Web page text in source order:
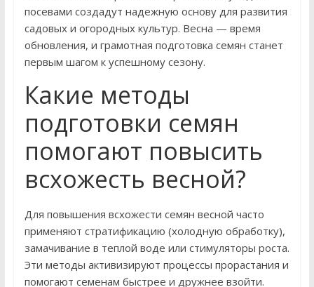
посевами создадут надежную основу для развития
садовых и огородных культур. Весна — время
обновления, и грамотная подготовка семян станет
первым шагом к успешному сезону.
Какие методы
подготовки семян
помогают повысить
всхожесть весной?
Для повышения всхожести семян весной часто
применяют стратификацию (холодную обработку),
замачивание в теплой воде или стимуляторы роста.
Эти методы активизируют процессы прорастания и
помогают семенам быстрее и дружнее взойти.